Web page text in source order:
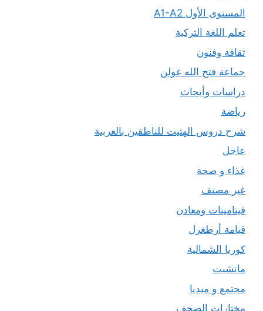
المستوى الأول A1-A2
تعلم اللغة التركية
ثقافة وفنون
جماعة فتح الله غولن
دراسات وأبحاث
رياضة
شرح دروس الهتيت للناطقين بالعربية
عاجل
غذاء و صحة
غير مصنف
فيتامينات ومعادن
قيامة أرطغرل
كوريا الشمالية
مانشيت
مجتمع و ميديا
مختارات الصحف